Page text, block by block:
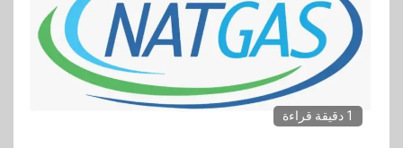
1 دقيقة قراءة